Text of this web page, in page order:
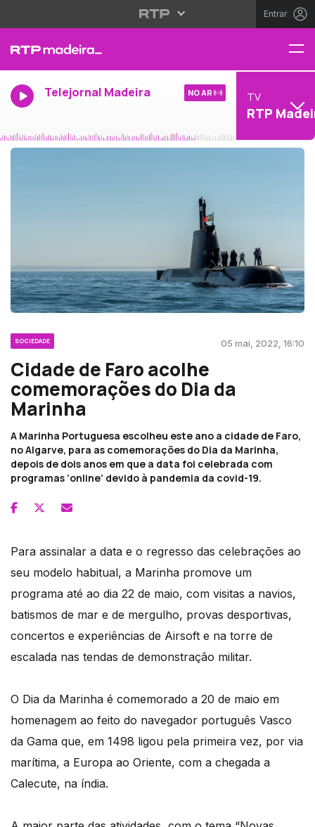
Entrar
Telejornal Madeira NO AR TV
RTP
SOCIEDADE 05 mai, 2022, 16:10
Cidade de Faro acolhe
comemorações do Dia da
Marinha
A Marinha Portuguesa escolheu este ano a cidade de Faro,
no Algarve, para as comemorações do Dia da Marinha,
depois de dois anos em que a data foi celebrada com
programas ‘online’ devido à pandemia da covid-19.
Para assinalar a data e o regresso das celebrações ao
seu modelo habitual, a Marinha promove um
programa até ao dia 22 de maio, com visitas a navios,
batismos de mar e de mergulho, provas desportivas,
concertos e experiências de Airsoft e na torre de
escalada nas tendas de demonstração militar.
O Dia da Marinha é comemorado a 20 de maio em
homenagem ao feito do navegador português Vasco
da Gama que, em 1498 ligou pela primeira vez, por via
marítima, a Europa ao Oriente, com a chegada a
Calecute, na índia.